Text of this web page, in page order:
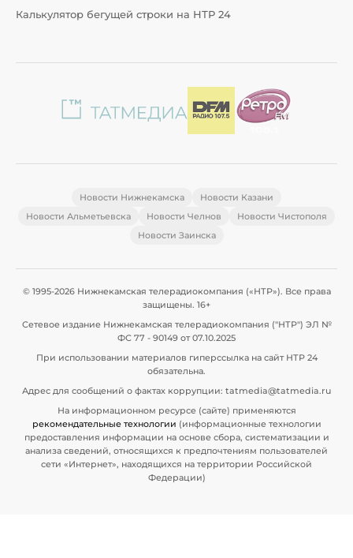
Калькулятор бегущей строки на НТР 24
Новости Нижнекамска
Новости Казани
Новости Альметьевска
Новости Челнов
Новости Чистополя
Новости Заинска
© 1995-2026 Нижнекамская телерадиокомпания («НТР»). Все права
защищены. 16+
Сетевое издание Нижнекамская телерадиокомпания ("НТР") ЭЛ №
ФС 77 - 90149 от 07.10.2025
При использовании материалов гиперссылка на сайт НТР 24
обязательна.
Адрес для сообщений о фактах коррупции: tatmedia@tatmedia.ru
На информационном ресурсе (сайте) применяются
рекомендательные технологии (информационные технологии
предоставления информации на основе сбора, систематизации и
анализа сведений, относящихся к предпочтениям пользователей
сети «Интернет», находящихся на территории Российской
Федерации)